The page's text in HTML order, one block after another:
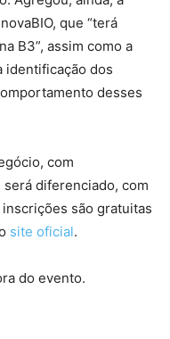
que “terá
B3”, assim como a
identificação dos
desses
com
diferenciado, com
são gratuitas
site oficial.
do evento.